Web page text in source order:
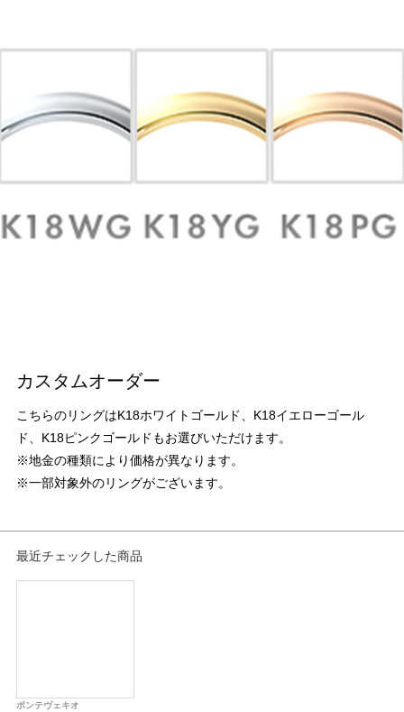
カスタムオーダー
こちらのリングはK18ホワイトゴールド、K18イエローゴール
ド、K18ピンクゴールドもお選びいただけます。
※地金の種類により価格が異なります。
※一部対象外のリングがございます。
最近チェックした商品
ポンテヴェキオ